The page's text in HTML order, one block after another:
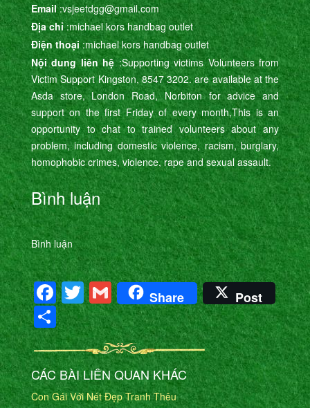
Email:vsjeetdgg@gmail.com
Địa chỉ:michael kors handbag outlet
Điện thoại :michael kors handbag outlet
Nội dung liên hệ:Supporting victims Volunteers from
Victim Support Kingston, 8547 3202. are available at the
Asda store, London Road, Norbiton for advice and
support on the first Friday of every month,This is an
opportunity to chat to trained volunteers about any
problem, including domestic violence, racism, burglary,
homophobic crimes, violence, rape and sexual assault.
Bình luận
Bình luận
Facebook
Twitter
Gmail
Share Post
Share
CÁC BÀI LIÊN QUAN KHÁC
Con Gái Với Nét Đẹp Tranh Thêu